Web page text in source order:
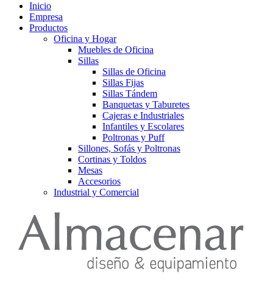
Inicio
Empresa
Productos
Oficina y Hogar
Muebles de Oficina
Sillas
Sillas de Oficina
Sillas Fijas
Sillas Tándem
Banquetas y Taburetes
Cajeras e Industriales
Infantiles y Escolares
Poltronas y Puff
Sillones, Sofás y Poltronas
Cortinas y Toldos
Mesas
Accesorios
Industrial y Comercial